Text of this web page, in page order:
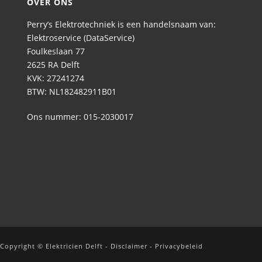
Perry’s Elektrotechniek is een handelsnaam van:
Elektroservice (DataService)
Foulkeslaan 77
2625 RA Delft
KVK: 27241274
BTW: NL182482911B01
Ons nummer:015-2030017
Copyright © Elektricien Delft - Disclaimer - Privacybeleid